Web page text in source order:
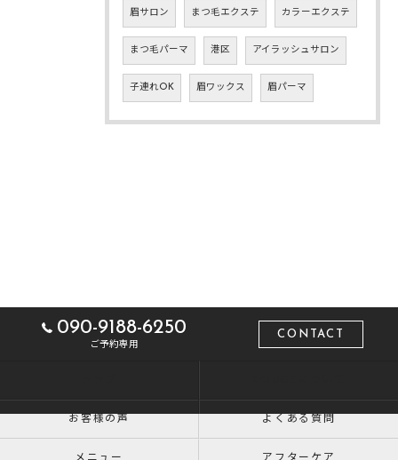
眉サロン まつ毛エクステ カラーエクステ
まつ毛パーマ 港区 アイラッシュサロン
子連れOK 眉ワックス 眉パーマ
090-9188-6250
ご予約専用
CONTACT
お客様の声 よくある質問